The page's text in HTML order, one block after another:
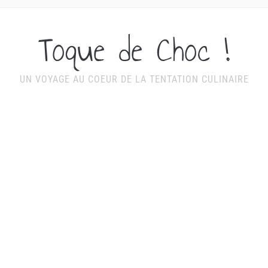
Toque de Choc !
UN VOYAGE AU COEUR DE LA TENTATION CULINAIRE